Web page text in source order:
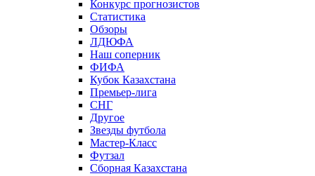
Конкурс прогнозистов
Статистика
Обзоры
ЛДЮФА
Наш соперник
ФИФА
Кубок Казахстана
Премьер-лига
СНГ
Другое
Звезды футбола
Мастер-Класс
Футзал
Сборная Казахстана